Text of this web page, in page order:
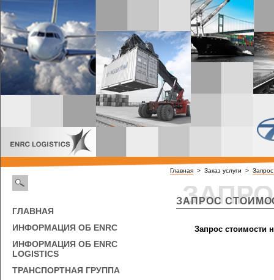
ГЛАВНАЯ
ИНФОРМАЦИЯ ОБ ENRC
ИНФОРМАЦИЯ ОБ ENRC
LOGISTICS
ТРАНСПОРТНАЯ ГРУППА
Главная > Заказ услуги >
ЗАПРОС
Запрос стоимости